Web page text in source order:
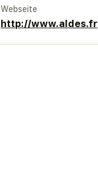
Webseite
http://www.aldes.fr